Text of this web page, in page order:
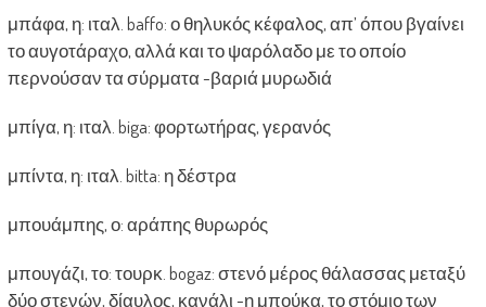
μπάφα, η: ιταλ. baffo: ο θηλυκός κέφαλος, απ’ όπου βγαίνει
το αυγοτάραχο, αλλά και το ψαρόλαδο με το οποίο
περνούσαν τα σύρματα -βαριά μυρωδιά
μπίγα, η: ιταλ. biga: φορτωτήρας, γερανός
μπίντα, η: ιταλ. bitta: η δέστρα
μπουάμπης, ο: αράπης θυρωρός
μπουγάζι, το: τουρκ. bogaz: στενό μέρος θάλασσας μεταξύ
δύο στενών, δίαυλος, κανάλι -η μπούκα, το στόμιο των